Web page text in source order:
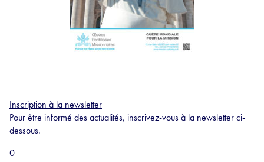
Inscription à la newsletter
Pour être informé des actualités, inscrivez-vous à la newsletter ci-
dessous.
0